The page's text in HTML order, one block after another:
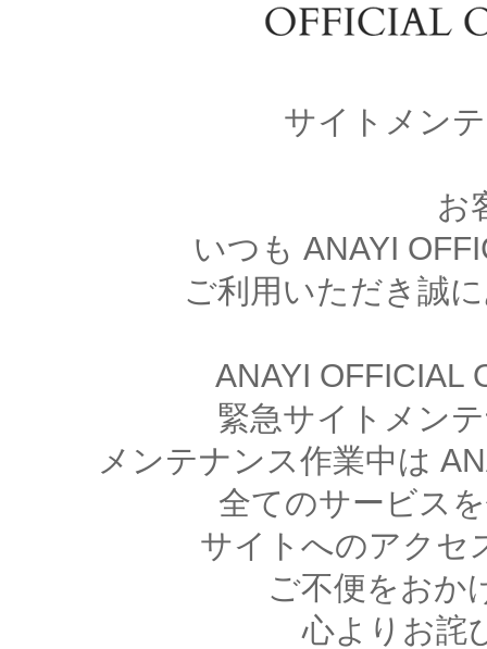
サイトメン
お
いつも ANAYI
ご利用いただき誠
ANAYI OFFICIAL
緊急サイトメン
メンテナンス作業中は
全てのサービス
サイトへのアクセ
ご不便をおか
心よりお詫